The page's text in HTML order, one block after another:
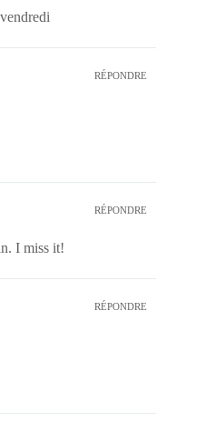
RÉPONDRE
RÉPONDRE
I miss it!
RÉPONDRE